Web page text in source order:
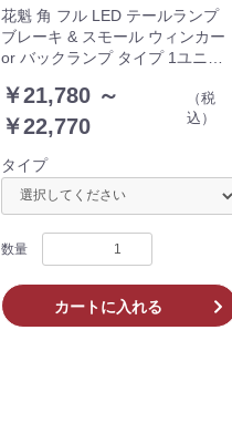
花魁 角 フル LED テールランプ
ブレーキ & スモール ウィンカー
or バックランプ タイプ 1ユニッ
トラック
￥21,780 ～
￥22,770
（税
込）
タイプ
数量
カートに入れる